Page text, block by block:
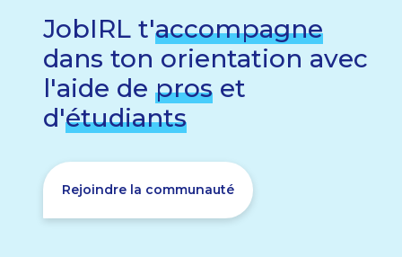
JobIRL t'accompagne
dans ton orientation avec
l'aide de pros et
d'étudiants
Rejoindre la communauté